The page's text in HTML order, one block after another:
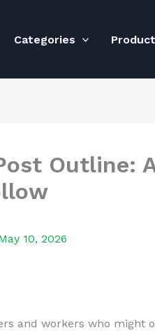
Categories
Outline:
10, 2026
and workers who might